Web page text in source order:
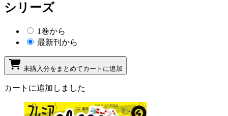
シリーズ
1巻から
最新刊から
未購入分をまとめてカートに追加
カートに追加しました